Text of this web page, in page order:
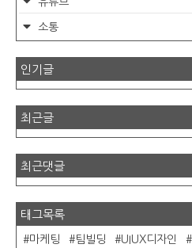
소통
인기글
최근글
최근댓글
태그목록
마케팅 팀빌딩 UIUX디자인